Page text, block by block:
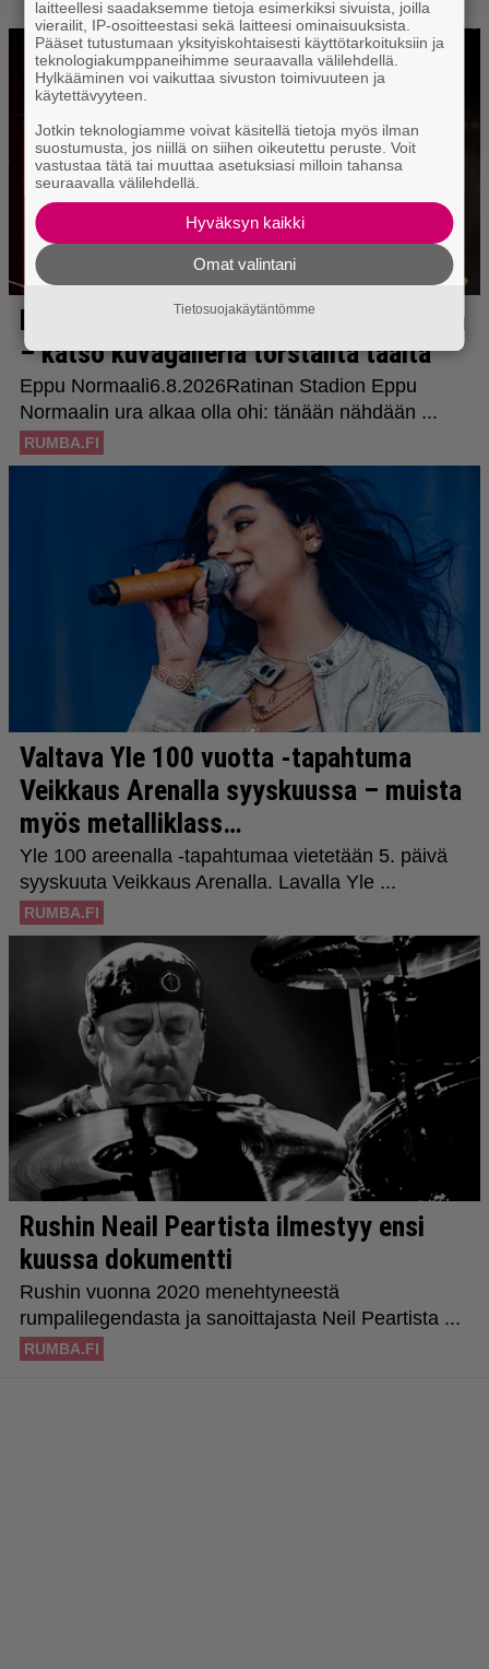
laitteellesi saadaksemme tietoja esimerkiksi sivuista, joilla
vierailit, IP-osoitteestasi sekä laitteesi ominaisuuksista.
Pääset tutustumaan yksityiskohtaisesti käyttötarkoituksiin ja
teknologiakumppaneihimme seuraavalla välilehdellä.
Hylkääminen voi vaikuttaa sivuston toimivuuteen ja
käytettävyyteen.
Jotkin teknologiamme voivat käsitellä tietoja myös ilman
suostumusta, jos niillä on siihen oikeutettu peruste. Voit
vastustaa tätä tai muuttaa asetuksiasi milloin tahansa
seuraavalla välilehdellä.
Hyväksyn kaikki
Omat valintani
Tietosuojakäytäntömme